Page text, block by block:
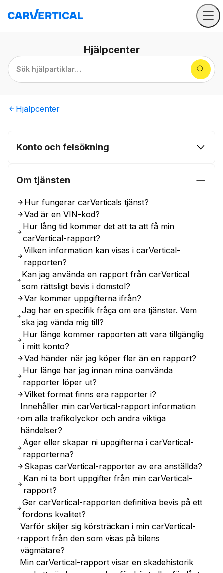
Hjälpcenter
Sök hjälpartiklar…
Hjälpcenter
Konto och felsökning
Om tjänsten
Hur fungerar carVerticals tjänst?
Vad är en VIN-kod?
Hur lång tid kommer det att ta att få min
carVertical-rapport?
Vilken information kan visas i carVertical-
rapporten?
Kan jag använda en rapport från carVertical
som rättsligt bevis i domstol?
Var kommer uppgifterna ifrån?
Jag har en specifik fråga om era tjänster. Vem
ska jag vända mig till?
Hur länge kommer rapporten att vara tillgänglig
i mitt konto?
Vad händer när jag köper fler än en rapport?
Hur länge har jag innan mina oanvända
rapporter löper ut?
Vilket format finns era rapporter i?
Innehåller min carVertical-rapport information
om alla trafikolyckor och andra viktiga
händelser?
Äger eller skapar ni uppgifterna i carVertical-
rapporterna?
Skapas carVertical-rapporter av era anställda?
Kan ni ta bort uppgifter från min carVertical-
rapport?
Ger carVertical-rapporten definitiva bevis på ett
fordons kvalitet?
Varför skiljer sig körsträckan i min carVertical-
rapport från den som visas på bilens
vägmätare?
Min carVertical-rapport visar en skadehistorik